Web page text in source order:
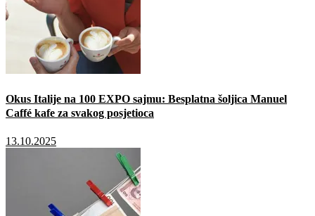
Okus Italije na 100 EXPO sajmu: Besplatna šoljica Manuel
Caffé kafe za svakog posjetioca
13.10.2025